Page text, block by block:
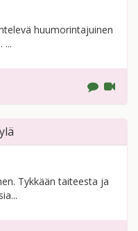
huumorintajuinen
...
Tykkään taiteesta ja